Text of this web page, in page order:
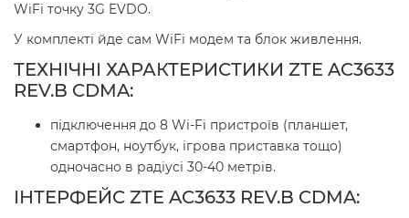
WiFi точку 3G EVDO.
У комплекті йде сам WiFi модем та блок живлення.
ТЕХНІЧНІ ХАРАКТЕРИСТИКИ ZTE AC3633
REV.B CDMA:
підключення до 8 Wi-Fi пристроїв (планшет,
смартфон, ноутбук, ігрова приставка тощо)
одночасно в радіусі 30-40 метрів.
ІНТЕРФЕЙС ZTE AC3633 REV.B CDMA: